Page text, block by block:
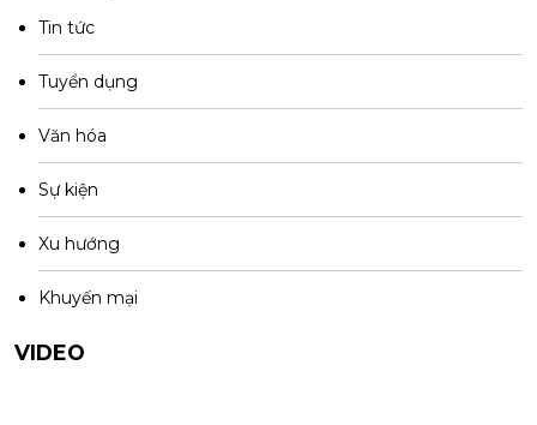
Tin tức
Tuyển dụng
Văn hóa
Sự kiện
Xu hướng
Khuyến mại
VIDEO